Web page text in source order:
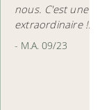
nous. C'est une
extraordinaire !!!"
- M.A. 09/23